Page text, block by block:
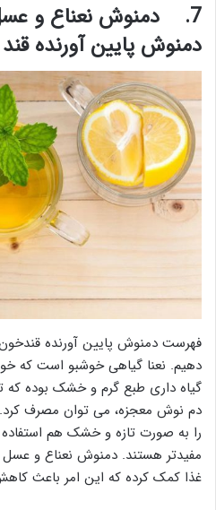
7.
دمنوش نعناع و
دمنوش پایین آورنده
فهرست دمنوش پایین آورنده قندخون
دهیم. نعنا گیاهی خوشبو است که
گیاه داری طبع گرم و خشک بوده که
دم نوش معجزه، می توان مصرف
را به صورت تازه و خشک هم استفاده
مفیدتر هستند. دمنوش نعناع و
غذا کمک کرده که این امر باعث